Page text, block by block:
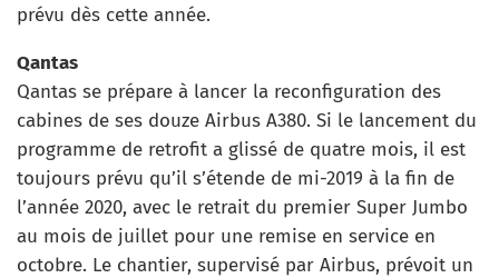
prévu dès cette année.
Qantas
Qantas se prépare à lancer la reconfiguration des
cabines de ses douze Airbus A380. Si le lancement du
programme de retrofit a glissé de quatre mois, il est
toujours prévu qu’il s’étende de mi-2019 à la fin de
l’année 2020, avec le retrait du premier Super Jumbo
au mois de juillet pour une remise en service en
octobre. Le chantier, supervisé par Airbus, prévoit un